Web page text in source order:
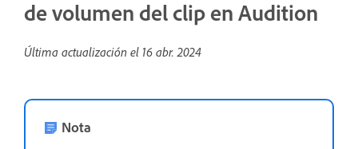
de volumen del clip en Audition
Última actualización el 16 abr. 2024
Nota